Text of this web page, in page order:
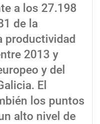
a los 27.198
de la
productividad
2013 y
y del
El
los puntos
alto nivel de